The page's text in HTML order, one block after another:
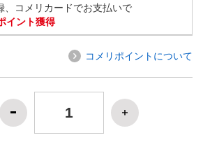
、コメリカードでお支払いで
イント獲得
コメリポイントについて